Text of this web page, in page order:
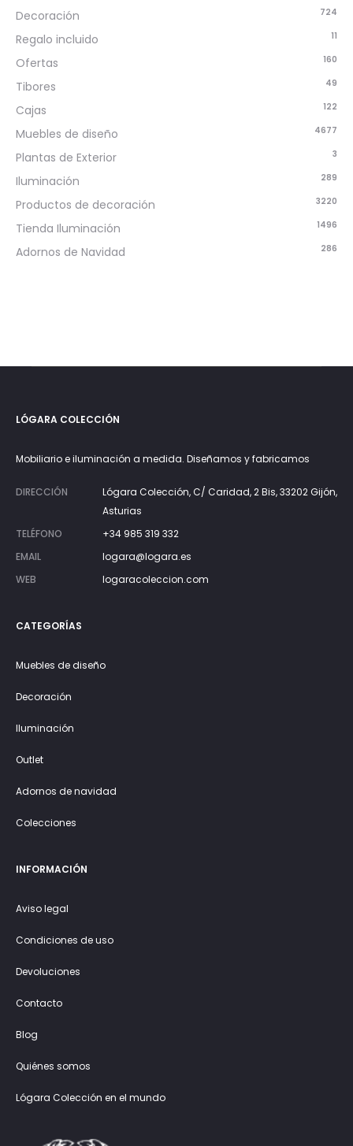
Decoración 724
Regalo incluido 11
Ofertas 160
Tibores 49
Cajas 122
Muebles de diseño 4677
Plantas de Exterior 3
Iluminación 289
Productos de decoración 3220
Tienda Iluminación 1496
Adornos de Navidad 286
LÓGARA COLECCIÓN
Mobiliario e iluminación a medida. Diseñamos y fabricamos
DIRECCIÓN
Lógara Colección, C/ Caridad, 2 Bis, 33202 Gijón,
Asturias
TELÉFONO
+34 985 319 332
EMAIL
logara@logara.es
WEB
logaracoleccion.com
CATEGORÍAS
Muebles de diseño
Decoración
Iluminación
Outlet
Adornos de navidad
Colecciones
INFORMACIÓN
Aviso legal
Condiciones de uso
Devoluciones
Contacto
Blog
Quiénes somos
Lógara Colección en el mundo